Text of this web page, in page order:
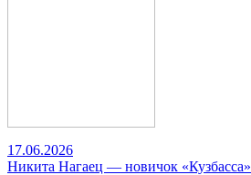
17.06.2026
Никита Нагаец — новичок «Кузбасса»